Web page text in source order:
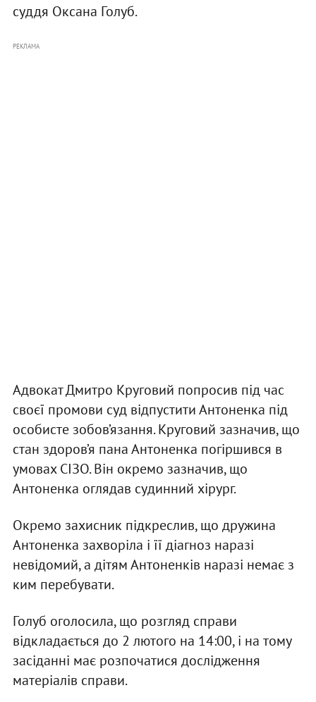
суддя Оксана Голуб.
РЕКЛАМА
Адвокат Дмитро Круговий попросив під час
своєї промови суд відпустити Антоненка під
особисте зобов’язання. Круговий зазначив, що
стан здоров’я пана Антоненка погіршився в
умовах СІЗО. Він окремо зазначив, що
Антоненка оглядав судинний хірург.
Окремо захисник підкреслив, що дружина
Антоненка захворіла і її діагноз наразі
невідомий, а дітям Антоненків наразі немає з
ким перебувати.
Голуб оголосила, що розгляд справи
відкладається до 2 лютого на 14:00, і на тому
засіданні має розпочатися дослідження
матеріалів справи.